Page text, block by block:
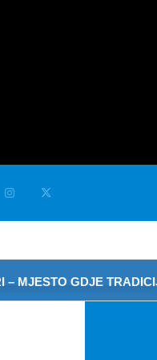
MJESTO GDJE